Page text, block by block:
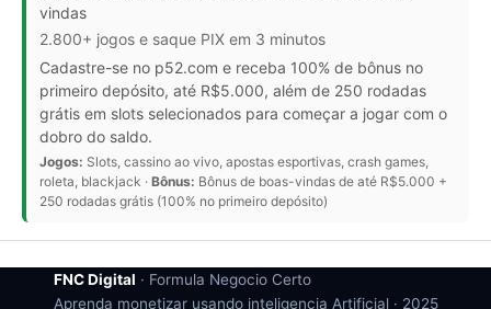
vindas
2.800+ jogos e saque PIX em 3 minutos
Cadastre-se no p52.com e receba 100% de bônus no
primeiro depósito, até R$5.000, além de 250 rodadas
grátis em slots selecionados para começar a jogar com o
dobro do saldo.
Jogos: Slots, cassino ao vivo, apostas esportivas, crash games,
roleta, blackjack · Bônus: Bônus de boas-vindas de até R$5.000 +
250 rodadas grátis (100% no primeiro depósito)
FNC Digital · Formula Negocio Certo
Aprenda monetizar usando inteligencia Artificial · 2025